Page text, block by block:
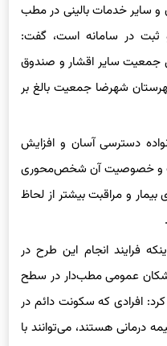
و سایر خدمات بالینی در مطب
ثبت در سامانه است، گفت:
جمعیت سایر اقشار و صندوق
شهرضا جمعیت بالغ بر
دسترسی آسان و افزایش
و خصوصیت آن شخص‌محوری
و مراقبت بیشتر از لحاظ
فرایند انجام این طرح در
عمومی مطب‌دار در سطح
افرادی که سکونت دائم در
هستند، می‌توانند با